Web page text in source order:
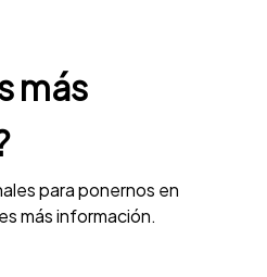
más
para ponernos en
más información.